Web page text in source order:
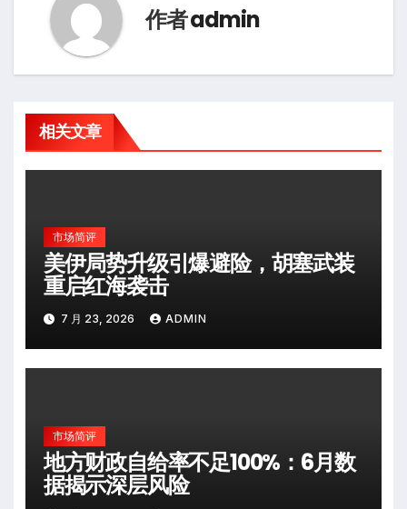
作者admin
相关文章
市场简评
美伊局势升级引爆避险，胡塞武装
重启红海袭击
7 月 23, 2026 ADMIN
市场简评
地方财政自给率不足100%：6月数
据揭示深层风险